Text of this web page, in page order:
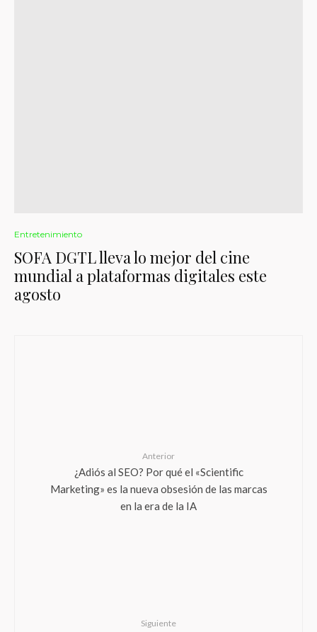
Entretenimiento
SOFA DGTL lleva lo mejor del cine
mundial a plataformas digitales este
agosto
Anterior
¿Adiós al SEO? Por qué el «Scientific
Marketing» es la nueva obsesión de las marcas
en la era de la IA
Siguiente